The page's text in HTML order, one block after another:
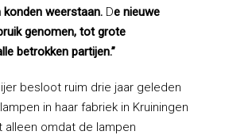
konden weerstaan. De nieuwe
genomen, tot grote
betrokken partijen.”
besloot ruim drie jaar geleden
in haar fabriek in Kruiningen
alleen omdat de lampen